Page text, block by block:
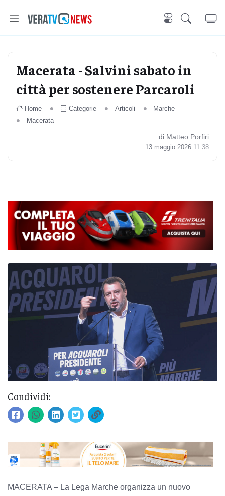
Macerata - Salvini sabato in
città per sostenere Parcaroli
Home Categorie Articoli
Marche
Macerata
di Matteo Porfiri
13 maggio 2026 11:38
Condividi:
MACERATA – La Lega Marche organizza un nuovo